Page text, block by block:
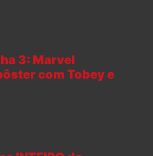
3: Marvel
com Tobey e